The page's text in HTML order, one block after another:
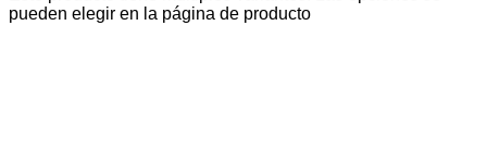
pueden elegir en la página de producto